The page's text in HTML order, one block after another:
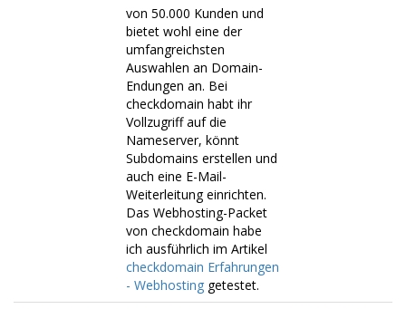
von 50.000 Kunden und
bietet wohl eine der
umfangreichsten
Auswahlen an Domain-
Endungen an. Bei
checkdomain habt ihr
Vollzugriff auf die
Nameserver, könnt
Subdomains erstellen und
auch eine E-Mail-
Weiterleitung einrichten.
Das Webhosting-Packet
von checkdomain habe
ich ausführlich im Artikel
checkdomain Erfahrungen
- Webhosting getestet.